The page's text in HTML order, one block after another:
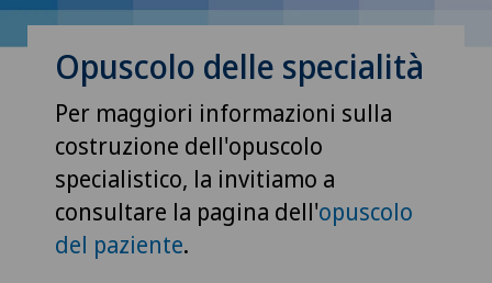
Opuscolo delle specialità
Per maggiori informazioni sulla
costruzione dell'opuscolo
specialistico, la invitiamo a
consultare la pagina dell'opuscolo
del paziente.